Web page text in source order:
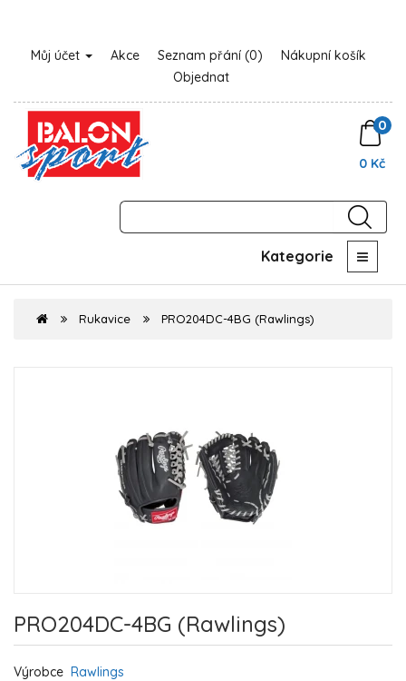
Můj účet Akce Seznam přání (0)
Nákupní košík
Objednat
0
0 Kč
Kategorie
Rukavice PRO204DC-4BG (Rawlings)
PRO204DC-4BG (Rawlings)
Výrobce Rawlings